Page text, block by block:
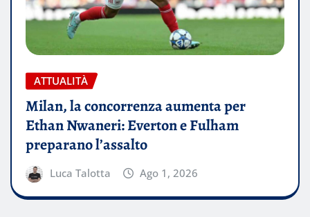
ATTUALITÀ
Milan, la concorrenza aumenta per
Ethan Nwaneri: Everton e Fulham
preparano l’assalto
Luca Talotta Ago 1, 2026